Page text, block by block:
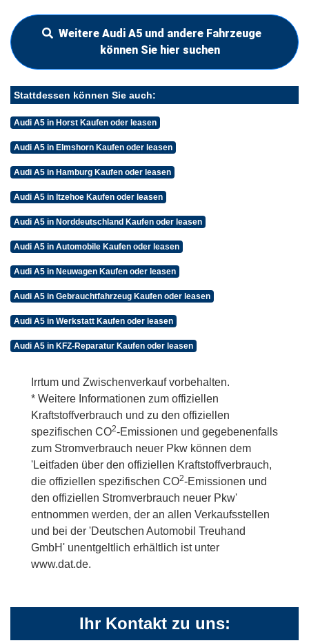
Weitere Audi A5 und andere Fahrzeuge
können Sie hier suchen
Stattdessen können Sie auch:
Audi A5 in Horst Kaufen oder leasen
Audi A5 in Elmshorn Kaufen oder leasen
Audi A5 in Hamburg Kaufen oder leasen
Audi A5 in Itzehoe Kaufen oder leasen
Audi A5 in Norddeutschland Kaufen oder leasen
Audi A5 in Automobile Kaufen oder leasen
Audi A5 in Neuwagen Kaufen oder leasen
Audi A5 in Gebrauchtfahrzeug Kaufen oder leasen
Audi A5 in Werkstatt Kaufen oder leasen
Audi A5 in KFZ-Reparatur Kaufen oder leasen
Irrtum und Zwischenverkauf vorbehalten.
* Weitere Informationen zum offiziellen
Kraftstoffverbrauch und zu den offiziellen
spezifischen CO2-Emissionen und gegebenenfalls
zum Stromverbrauch neuer Pkw können dem
'Leitfaden über den offiziellen Kraftstoffverbrauch,
die offiziellen spezifischen CO2-Emissionen und
den offiziellen Stromverbrauch neuer Pkw'
entnommen werden, der an allen Verkaufsstellen
und bei der 'Deutschen Automobil Treuhand
GmbH' unentgeltlich erhältlich ist unter
www.dat.de.
Ihr Kontakt zu uns: